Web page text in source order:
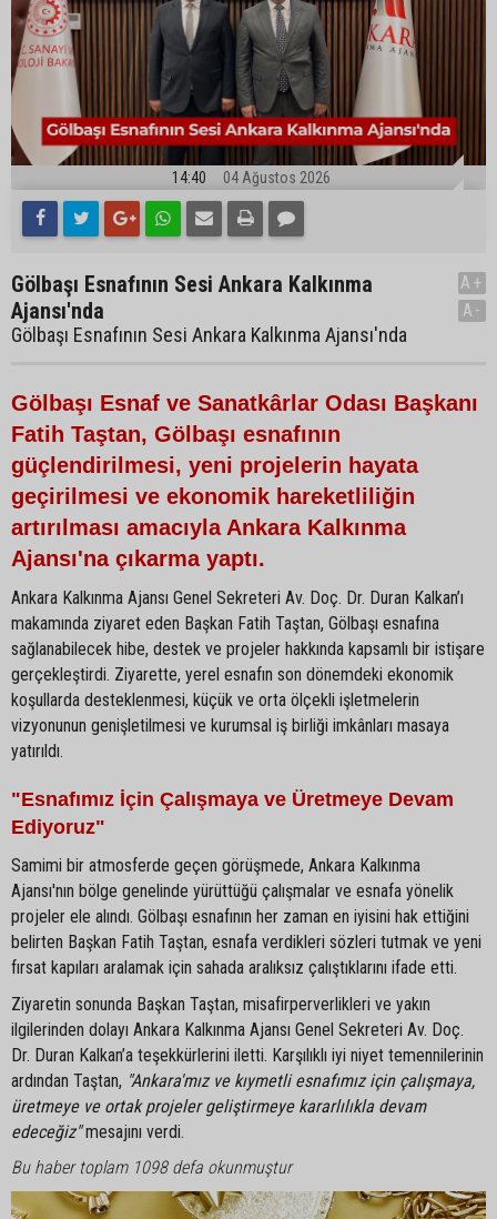
14:40 04 Ağustos 2026
Gölbaşı Esnafının Sesi Ankara Kalkınma
Ajansı'nda
Gölbaşı Esnafının Sesi Ankara Kalkınma Ajansı'nda
A+
A-
Gölbaşı Esnaf ve Sanatkârlar Odası Başkanı
Fatih Taştan, Gölbaşı esnafının
güçlendirilmesi, yeni projelerin hayata
geçirilmesi ve ekonomik hareketliliğin
artırılması amacıyla Ankara Kalkınma
Ajansı'na çıkarma yaptı.
Ankara Kalkınma Ajansı Genel Sekreteri Av. Doç. Dr. Duran Kalkan’ı
makamında ziyaret eden Başkan Fatih Taştan, Gölbaşı esnafına
sağlanabilecek hibe, destek ve projeler hakkında kapsamlı bir istişare
gerçekleştirdi. Ziyarette, yerel esnafın son dönemdeki ekonomik
koşullarda desteklenmesi, küçük ve orta ölçekli işletmelerin
vizyonunun genişletilmesi ve kurumsal iş birliği imkânları masaya
yatırıldı.
"Esnafımız İçin Çalışmaya ve Üretmeye Devam
Ediyoruz"
Samimi bir atmosferde geçen görüşmede, Ankara Kalkınma
Ajansı'nın bölge genelinde yürüttüğü çalışmalar ve esnafa yönelik
projeler ele alındı. Gölbaşı esnafının her zaman en iyisini hak ettiğini
belirten Başkan Fatih Taştan, esnafa verdikleri sözleri tutmak ve yeni
fırsat kapıları aralamak için sahada aralıksız çalıştıklarını ifade etti.
Ziyaretin sonunda Başkan Taştan, misafirperverlikleri ve yakın
ilgilerinden dolayı Ankara Kalkınma Ajansı Genel Sekreteri Av. Doç.
Dr. Duran Kalkan’a teşekkürlerini iletti. Karşılıklı iyi niyet temennilerinin
ardından Taştan, "Ankara'mız ve kıymetli esnafımız için çalışmaya,
üretmeye ve ortak projeler geliştirmeye kararlılıkla devam
edeceğiz"mesajını verdi.
Bu haber toplam 1098 defa okunmuştur